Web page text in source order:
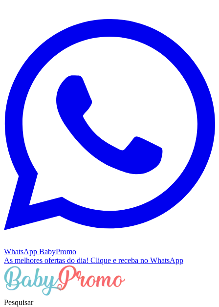
WhatsApp BabyPromo
As melhores ofertas do dia! Clique e receba no WhatsApp
Pesquisar